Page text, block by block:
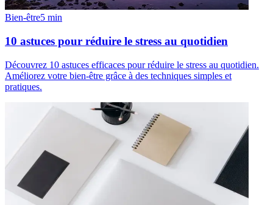
Bien-être5 min
10 astuces pour réduire le stress au quotidien
Découvrez 10 astuces efficaces pour réduire le stress au quotidien.
Améliorez votre bien-être grâce à des techniques simples et
pratiques.